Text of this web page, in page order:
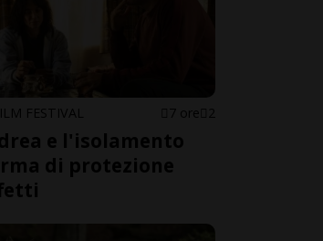
FESTIVAL 7 ore 2
e l'isolamento
di protezione